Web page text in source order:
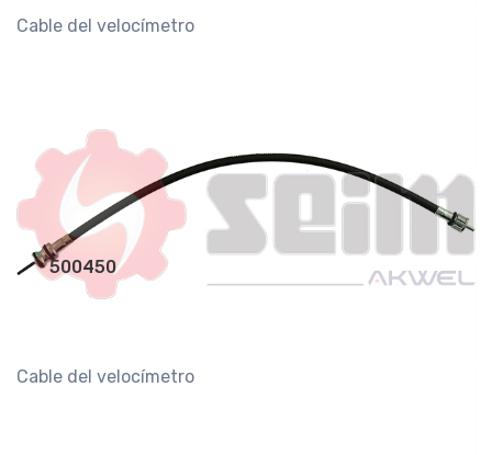
Cable del velocímetro
500450
Cable del velocímetro